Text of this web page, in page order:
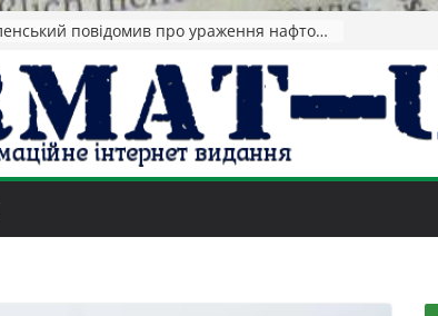
Зеленський повідомив про ураження нафтозаводів РФ за понад 1300 км від фронту